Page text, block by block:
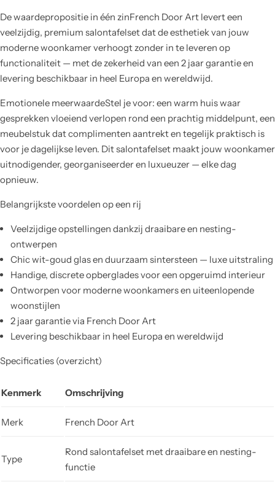
De waardepropositie in één zinFrench Door Art levert een
veelzijdig, premium salontafelset dat de esthetiek van jouw
moderne woonkamer verhoogt zonder in te leveren op
functionaliteit — met de zekerheid van een 2 jaar garantie en
levering beschikbaar in heel Europa en wereldwijd.
Emotionele meerwaardeStel je voor: een warm huis waar
gesprekken vloeiend verlopen rond een prachtig middelpunt, een
meubelstuk dat complimenten aantrekt en tegelijk praktisch is
voor je dagelijkse leven. Dit salontafelset maakt jouw woonkamer
uitnodigender, georganiseerder en luxueuzer — elke dag
opnieuw.
Belangrijkste voordelen op een rij
Veelzijdige opstellingen dankzij draaibare en nesting-
ontwerpen
Chic wit-goud glas en duurzaam sintersteen — luxe uitstraling
Handige, discrete opberglades voor een opgeruimd interieur
Ontworpen voor moderne woonkamers en uiteenlopende
woonstijlen
2 jaar garantie via French Door Art
Levering beschikbaar in heel Europa en wereldwijd
Specificaties (overzicht)
Kenmerk Omschrijving
Merk French Door Art
Type
Rond salontafelset met draaibare en nesting-
functie